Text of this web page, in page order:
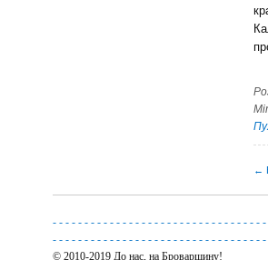
←
- - - - - - - - - - - - - - - - - - - - - - - - - - - - - - - - - -
- - - - - - - - - - - - - - - - - - - - - - - - - - - - - - - - - -
© 2010-2019 До нас, на Броварщину!